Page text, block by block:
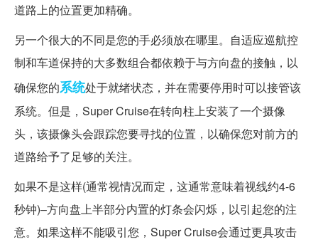
道路上的位置更加精确。
另一个很大的不同是您的手必须放在哪里。自适应巡航控
制和车道保持的大多数组合都依赖于与方向盘的接触，以
确保您的系统处于就绪状态，并在需要停用时可以接管该
系统。但是，Super Cruise在转向柱上安装了一个摄像
头，该摄像头会跟踪您要寻找的位置，以确保您对前方的
道路给予了足够的关注。
如果不是这样(通常视情况而定，这通常意味着视线约4-6
秒钟)–方向盘上半部分内置的灯条会闪烁，以引起您的注
意。如果这样不能吸引您，Super Cruise会通过更具攻击